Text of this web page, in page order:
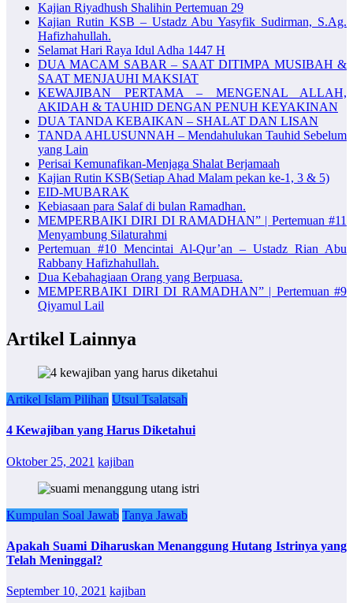
Kajian Riyadhush Shalihin Pertemuan 29
Kajian Rutin KSB – Ustadz Abu Yasyfik Sudirman, S.Ag.
Hafizhahullah.
Selamat Hari Raya Idul Adha 1447 H
DUA MACAM SABAR – SAAT DITIMPA MUSIBAH &
SAAT MENJAUHI MAKSIAT
KEWAJIBAN PERTAMA – MENGENAL ALLAH,
AKIDAH & TAUHID DENGAN PENUH KEYAKINAN
DUA TANDA KEBAIKAN – SHALAT DAN LISAN
TANDA AHLUSUNNAH – Mendahulukan Tauhid Sebelum
yang Lain
Perisai Kemunafikan-Menjaga Shalat Berjamaah
Kajian Rutin KSB(Setiap Ahad Malam pekan ke-1, 3 & 5)
EID-MUBARAK
Kebiasaan para Salaf di bulan Ramadhan.
MEMPERBAIKI DIRI DI RAMADHAN” | Pertemuan #11
Menyambung Silaturahmi
Pertemuan #10 Mencintai Al-Qur’an – Ustadz Rian Abu
Rabbany Hafizhahullah.
Dua Kebahagiaan Orang yang Berpuasa.
MEMPERBAIKI DIRI DI RAMADHAN” | Pertemuan #9
Qiyamul Lail
Artikel Lainnya
Artikel Islam Pilihan Utsul Tsalatsah
4 Kewajiban yang Harus Diketahui
Oktober 25, 2021 kajiban
Kumpulan Soal Jawab Tanya Jawab
Apakah Suami Diharuskan Menanggung Hutang Istrinya yang
Telah Meninggal?
September 10, 2021 kajiban